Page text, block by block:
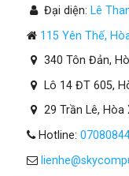
Đại diện: Lê
115 Yên Thế,
340 Tôn Đản,
Lô 14 ĐT 605,
29 Trần Lê, Hòa
Hotline: